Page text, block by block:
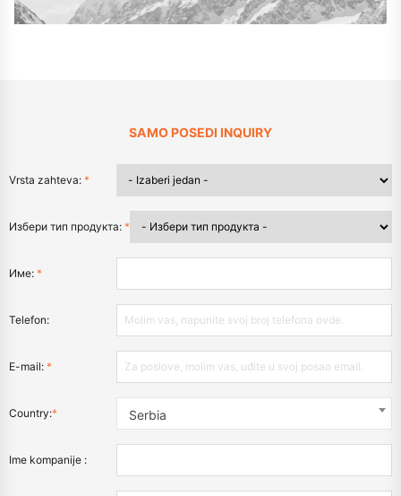
SAMO POSEDI INQUIRY
Vrsta zahteva: *
Избери тип продукта: *
Име: *
Telefon:
E-mail: *
Country:* Serbia
Ime kompanije :